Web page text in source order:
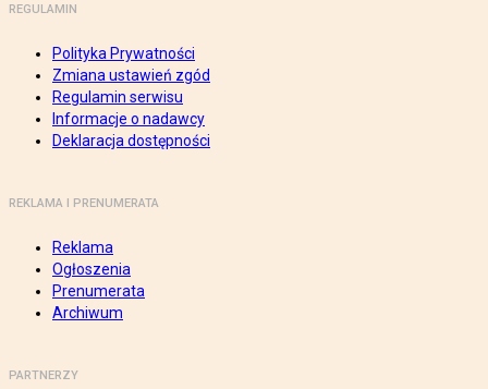
REGULAMIN
Polityka Prywatności
Zmiana ustawień zgód
Regulamin serwisu
Informacje o nadawcy
Deklaracja dostępności
REKLAMA I PRENUMERATA
Reklama
Ogłoszenia
Prenumerata
Archiwum
PARTNERZY